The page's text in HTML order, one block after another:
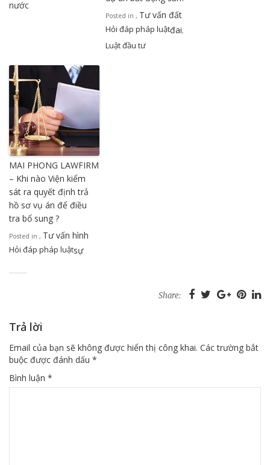
nước
Posted in
Hỏi đáp pháp luật
, Tư vấn đất
đai,
Luật đầu tư
MAI PHONG LAWFIRM
– Khi nào Viện kiểm
sát ra quyết định trả
hồ sơ vụ án để điều
tra bổ sung ?
Posted in
Hỏi đáp pháp luật
, Tư vấn hình
sự
Share:
Trả lời
Email của bạn sẽ không được hiển thị công khai. Các trường bắt
buộc được đánh dấu *
Bình luận *